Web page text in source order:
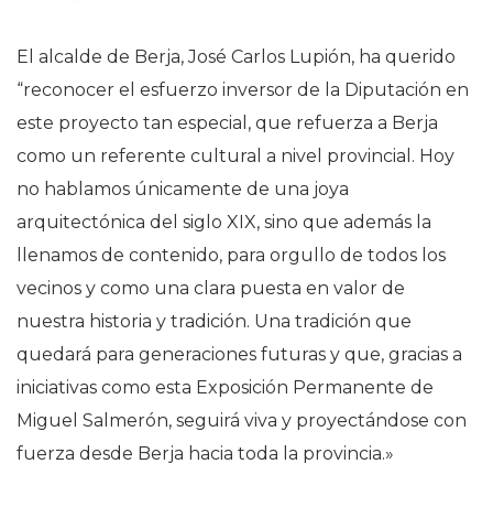
El alcalde de Berja, José Carlos Lupión, ha querido
“reconocer el esfuerzo inversor de la Diputación en
este proyecto tan especial, que refuerza a Berja
como un referente cultural a nivel provincial. Hoy
no hablamos únicamente de una joya
arquitectónica del siglo XIX, sino que además la
llenamos de contenido, para orgullo de todos los
vecinos y como una clara puesta en valor de
nuestra historia y tradición. Una tradición que
quedará para generaciones futuras y que, gracias a
iniciativas como esta Exposición Permanente de
Miguel Salmerón, seguirá viva y proyectándose con
fuerza desde Berja hacia toda la provincia.»